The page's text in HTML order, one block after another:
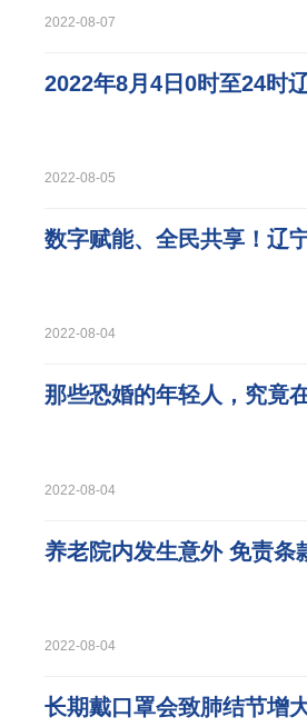
2022-08-07
2022年8月4日0时至24时
2022-08-05
数字赋能、全民共享！辽
2022-08-04
那些恐婚的年轻人，究竟
2022-08-04
养老院内发生意外 免责条
2022-08-04
长期戴口罩会致肺结节增